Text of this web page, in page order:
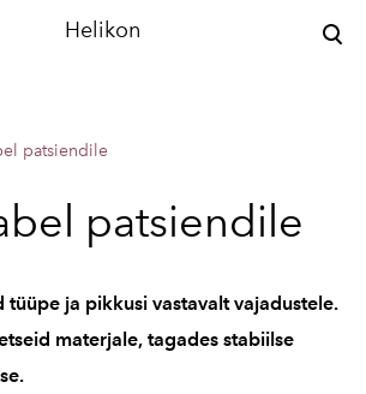
Helikon
patsiendile
patsiendile
tüüpe ja pikkusi vastavalt vajadustele.
materjale, tagades stabiilse